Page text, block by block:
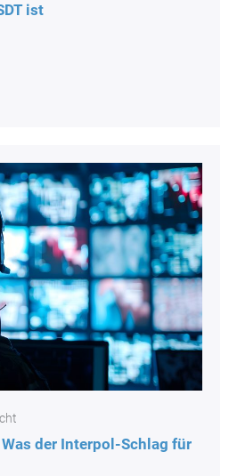
ist
der Interpol-Schlag für